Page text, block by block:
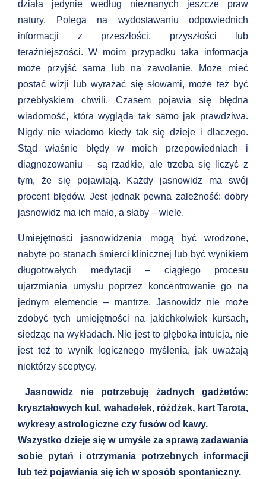
działa jedynie według nieznanych jeszcze praw
natury. Polega na wydostawaniu odpowiednich
informacji z przeszłości, przyszłości lub
teraźniejszości. W moim przypadku taka informacja
może przyjść sama lub na zawołanie. Może mieć
postać wizji lub wyrażać się słowami, może też być
przebłyskiem chwili. Czasem pojawia się błędna
wiadomość, która wygląda tak samo jak prawdziwa.
Nigdy nie wiadomo kiedy tak się dzieje i dlaczego.
Stąd właśnie błędy w moich przepowiedniach i
diagnozowaniu – są rzadkie, ale trzeba się liczyć z
tym, że się pojawiają. Każdy jasnowidz ma swój
procent błędów. Jest jednak pewna zależność: dobry
jasnowidz ma ich mało, a słaby – wiele.
Umiejętności jasnowidzenia mogą być wrodzone,
nabyte po stanach śmierci klinicznej lub być wynikiem
długotrwałych medytacji – ciągłego procesu
ujarzmiania umysłu poprzez koncentrowanie go na
jednym elemencie – mantrze. Jasnowidz nie może
zdobyć tych umiejętności na jakichkolwiek kursach,
siedząc na wykładach. Nie jest to głęboka intuicja, nie
jest też to wynik logicznego myślenia, jak uważają
niektórzy sceptycy.
Jasnowidz nie potrzebuję żadnych gadżetów:
kryształowych kul, wahadełek, różdżek, kart Tarota,
wykresy astrologiczne czy fusów od kawy.
Wszystko dzieje się w umyśle za sprawą zadawania
sobie pytań i otrzymania potrzebnych informacji
lub też pojawiania się ich w sposób spontaniczny.